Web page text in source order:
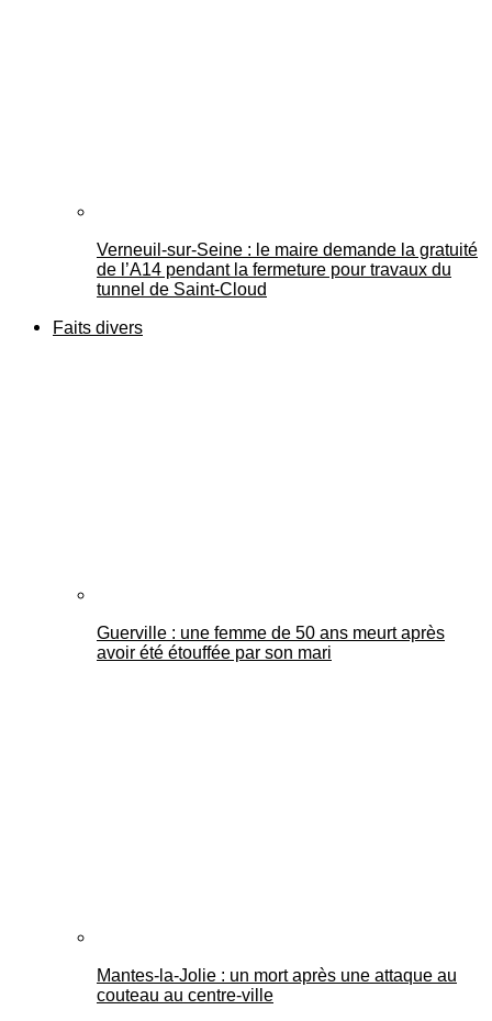
Verneuil-sur-Seine : le maire demande la gratuité
de l’A14 pendant la fermeture pour travaux du
tunnel de Saint-Cloud
Faits divers
Guerville : une femme de 50 ans meurt après
avoir été étouffée par son mari
Mantes-la-Jolie : un mort après une attaque au
couteau au centre-ville